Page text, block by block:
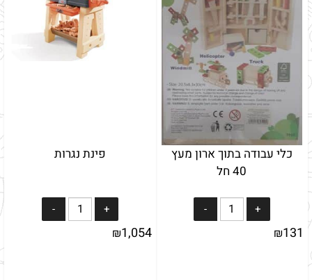
כלי עבודה בתוך ארון מעץ
40 חל
₪131
פינת נגרות
₪1,054